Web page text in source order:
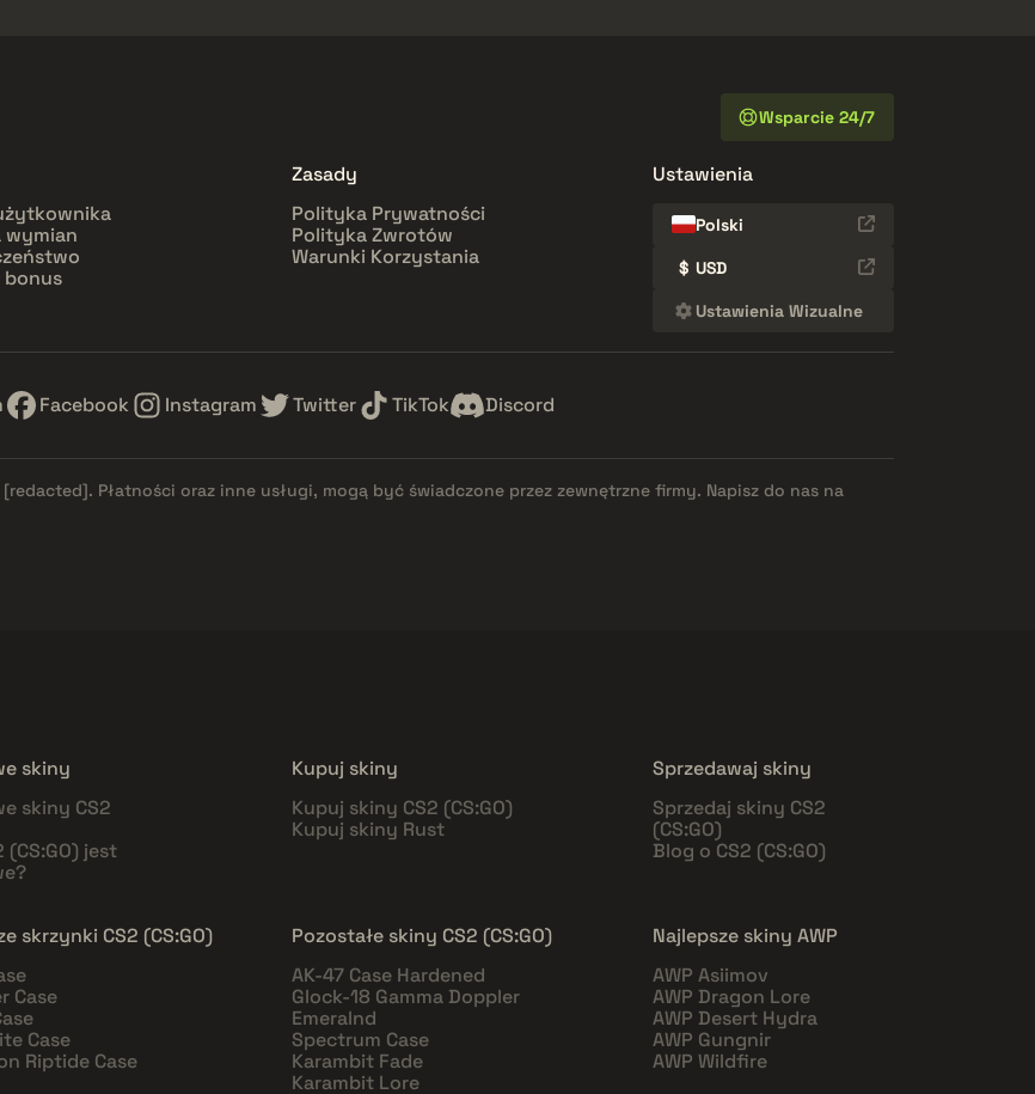
Wsparcie 24/7
wymian
bonus
Zasady
Polityka Prywatności
Polityka Zwrotów
Warunki Korzystania
Ustawienia
Polski
$ USD
Ustawienia Wizualne
Facebook Instagram Twitter TikTok Discord
[redacted]. Płatności oraz inne usługi, mogą być świadczone przez zewnętrzne firmy. Napisz do nas na
skiny
skiny CS2
(CS:GO) jest
Kupuj skiny
Kupuj skiny CS2 (CS:GO)
Kupuj skiny Rust
Sprzedawaj skiny
Sprzedaj skiny CS2
(CS:GO)
Blog o CS2 (CS:GO)
skrzynki CS2 (CS:GO)
Case
Case
Riptide Case
Pozostałe skiny CS2 (CS:GO)
AK-47 Case Hardened
Glock-18 Gamma Doppler
Emeralnd
Spectrum Case
Karambit Fade
Karambit Lore
Najlepsze skiny AWP
AWP Asiimov
AWP Dragon Lore
AWP Desert Hydra
AWP Gungnir
AWP Wildfire